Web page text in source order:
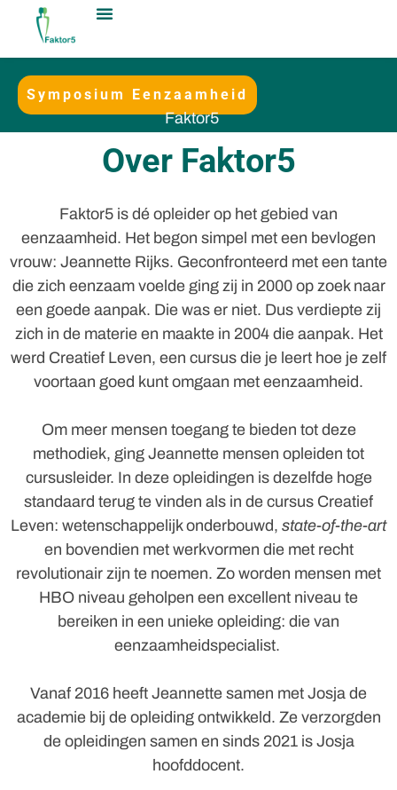
Symposium Eenzaamheid
Faktor5
Over Faktor5
Faktor5 is dé opleider op het gebied van
eenzaamheid. Het begon simpel met een bevlogen
vrouw: Jeannette Rijks. Geconfronteerd met een tante
die zich eenzaam voelde ging zij in 2000 op zoek naar
een goede aanpak. Die was er niet. Dus verdiepte zij
zich in de materie en maakte in 2004 die aanpak. Het
werd Creatief Leven, een cursus die je leert hoe je zelf
voortaan goed kunt omgaan met eenzaamheid.
Om meer mensen toegang te bieden tot deze
methodiek, ging Jeannette mensen opleiden tot
cursusleider. In deze opleidingen is dezelfde hoge
standaard terug te vinden als in de cursus Creatief
Leven: wetenschappelijk onderbouwd, state-of-the-art
en bovendien met werkvormen die met recht
revolutionair zijn te noemen. Zo worden mensen met
HBO niveau geholpen een excellent niveau te
bereiken in een unieke opleiding: die van
eenzaamheidspecialist.
Vanaf 2016 heeft Jeannette samen met Josja de
academie bij de opleiding ontwikkeld. Ze verzorgden
de opleidingen samen en sinds 2021 is Josja
hoofddocent.